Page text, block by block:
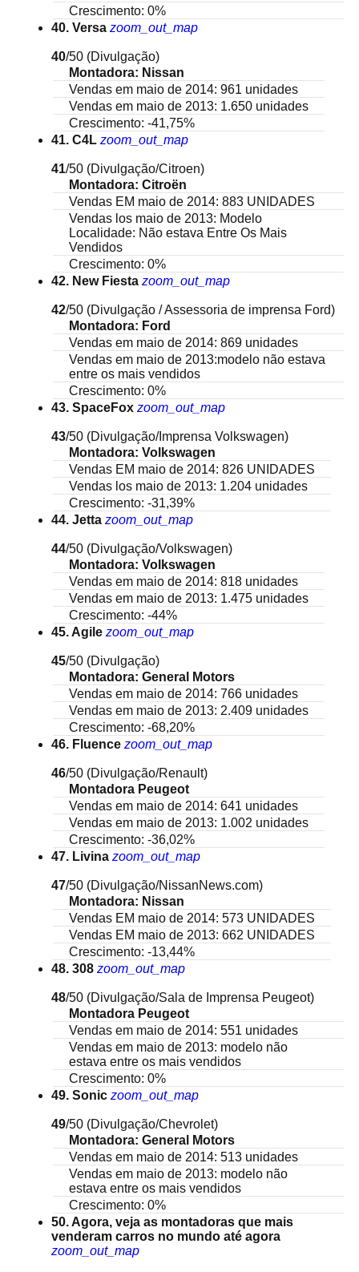
Crescimento: 0%
40. Versa zoom_out_map
40/50 (Divulgação)
Montadora: Nissan
Vendas em maio de 2014: 961 unidades
Vendas em maio de 2013: 1.650 unidades
Crescimento: -41,75%
41. C4L zoom_out_map
41/50 (Divulgação/Citroen)
Montadora: Citroën
Vendas EM maio de 2014: 883 UNIDADES
Vendas los maio de 2013: Modelo
Localidade: Não estava Entre Os Mais
Vendidos
Crescimento: 0%
42. New Fiesta zoom_out_map
42/50 (Divulgação / Assessoria de imprensa Ford)
Montadora: Ford
Vendas em maio de 2014: 869 unidades
Vendas em maio de 2013:modelo não estava
entre os mais vendidos
Crescimento: 0%
43. SpaceFox zoom_out_map
43/50 (Divulgação/Imprensa Volkswagen)
Montadora: Volkswagen
Vendas EM maio de 2014: 826 UNIDADES
Vendas los maio de 2013: 1.204 unidades
Crescimento: -31,39%
44. Jetta zoom_out_map
44/50 (Divulgação/Volkswagen)
Montadora: Volkswagen
Vendas em maio de 2014: 818 unidades
Vendas em maio de 2013: 1.475 unidades
Crescimento: -44%
45. Agile zoom_out_map
45/50 (Divulgação)
Montadora: General Motors
Vendas em maio de 2014: 766 unidades
Vendas em maio de 2013: 2.409 unidades
Crescimento: -68,20%
46. Fluence zoom_out_map
46/50 (Divulgação/Renault)
Montadora Peugeot
Vendas em maio de 2014: 641 unidades
Vendas em maio de 2013: 1.002 unidades
Crescimento: -36,02%
47. Livina zoom_out_map
47/50 (Divulgação/NissanNews.com)
Montadora: Nissan
Vendas EM maio de 2014: 573 UNIDADES
Vendas EM maio de 2013: 662 UNIDADES
Crescimento: -13,44%
48. 308 zoom_out_map
48/50 (Divulgação/Sala de Imprensa Peugeot)
Montadora Peugeot
Vendas em maio de 2014: 551 unidades
Vendas em maio de 2013: modelo não
estava entre os mais vendidos
Crescimento: 0%
49. Sonic zoom_out_map
49/50 (Divulgação/Chevrolet)
Montadora: General Motors
Vendas em maio de 2014: 513 unidades
Vendas em maio de 2013: modelo não
estava entre os mais vendidos
Crescimento: 0%
50. Agora, veja as montadoras que mais
venderam carros no mundo até agora
zoom_out_map